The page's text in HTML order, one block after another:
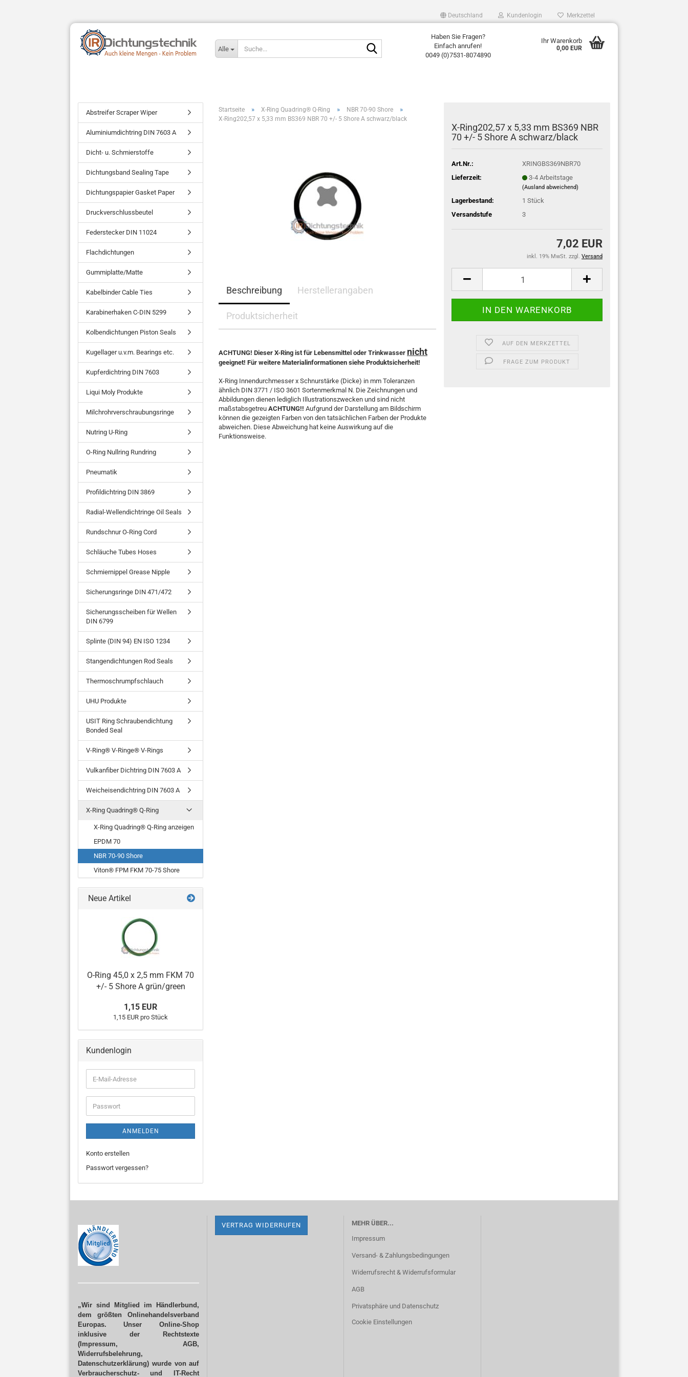
Deutschland Kundenlogin Merkzettel
Alle
Haben Sie Fragen?
Einfach anrufen!
0049 (0)7531-8074890
Ihr Warenkorb
0,00 EUR
Startseite » X-Ring Quadring® Q-Ring » NBR 70-90 Shore »
X-Ring202,57 x 5,33 mm BS369 NBR 70 +/- 5 Shore A schwarz/black
X-Ring202,57 x 5,33 mm BS369 NBR
70 +/- 5 Shore A schwarz/black
Art.Nr.:
XRINGBS369NBR70
Lieferzeit:
3-4 Arbeitstage
(Ausland abweichend)
Lagerbestand: 1 Stück
Versandstufe
3
7,02 EUR
inkl. 19% MwSt. zzgl. Versand
AUF DEN MERKZETTEL
FRAGE ZUM PRODUKT
Beschreibung Herstellerangaben
Produktsicherheit
ACHTUNG! Dieser X-Ring ist für Lebensmittel oder Trinkwasser nicht
geeignet! Für weitere Materialinformationen siehe Produktsicherheit!
X-Ring Innendurchmesser x Schnurstärke (Dicke) in mm Toleranzen
ähnlich DIN 3771 / ISO 3601 Sortenmerkmal N. Die Zeichnungen und
Abbildungen dienen lediglich Illustrationszwecken und sind nicht
maßstabsgetreu ACHTUNG!! Aufgrund der Darstellung am Bildschirm
können die gezeigten Farben von den tatsächlichen Farben der Produkte
abweichen. Diese Abweichung hat keine Auswirkung auf die
Funktionsweise.
Abstreifer Scraper Wiper
Aluminiumdichtring DIN 7603 A
Dicht- u. Schmierstoffe
Dichtungsband Sealing Tape
Dichtungspapier Gasket Paper
Druckverschlussbeutel
Federstecker DIN 11024
Flachdichtungen
Gummiplatte/Matte
Kabelbinder Cable Ties
Karabinerhaken C-DIN 5299
Kolbendichtungen Piston Seals
Kugellager u.v.m. Bearings etc.
Kupferdichtring DIN 7603
Liqui Moly Produkte
Milchrohrverschraubungsringe
Nutring U-Ring
O-Ring Nullring Rundring
Pneumatik
Profildichtring DIN 3869
Radial-Wellendichtringe Oil Seals
Rundschnur O-Ring Cord
Schläuche Tubes Hoses
Schmiernippel Grease Nipple
Sicherungsringe DIN 471/472
Sicherungsscheiben für Wellen
DIN 6799
Splinte (DIN 94) EN ISO 1234
Stangendichtungen Rod Seals
Thermoschrumpfschlauch
UHU Produkte
USIT Ring Schraubendichtung
Bonded Seal
V-Ring® V-Ringe® V-Rings
Vulkanfiber Dichtring DIN 7603 A
Weicheisendichtring DIN 7603 A
X-Ring Quadring® Q-Ring
X-Ring Quadring® Q-Ring anzeigen
EPDM 70
NBR 70-90 Shore
Viton® FPM FKM 70-75 Shore
Neue Artikel
O-Ring 45,0 x 2,5 mm FKM 70
+/- 5 Shore A grün/green
1,15 EUR
1,15 EUR pro Stück
Kundenlogin
E-
Mail-
Adresse
Passwort
ANMELDEN
Konto erstellen
Passwort vergessen?
„Wir sind Mitglied im Händlerbund,
dem größten Onlinehandelsverband
Europas. Unser Online-Shop
inklusive der Rechtstexte
(Impressum, AGB,
Widerrufsbelehrung,
Datenschutzerklärung) wurde von auf
Verbraucherschutz- und IT-Recht
VERTRAG WIDERRUFEN
MEHR ÜBER...
Impressum
Versand- & Zahlungsbedingungen
Widerrufsrecht & Widerrufsformular
AGB
Privatsphäre und Datenschutz
Cookie Einstellungen